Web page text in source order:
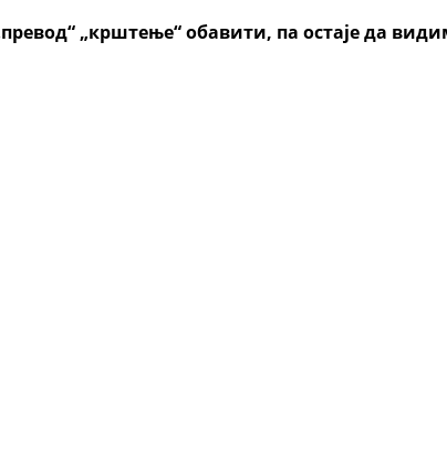
„превод“ „крштење“ обавити, па остаје да